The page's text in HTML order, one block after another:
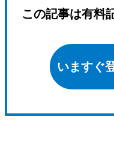
この記事は有料
いますぐ